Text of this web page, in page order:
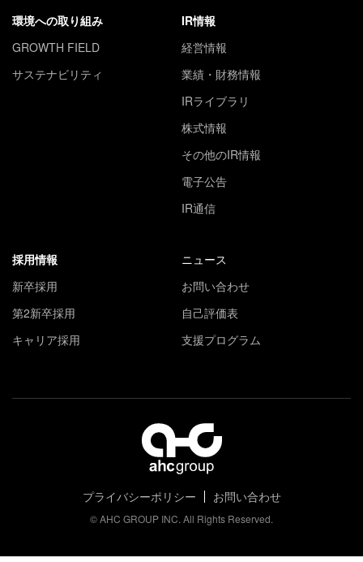
環境への取り組み
GROWTH FIELD
サステナビリティ
IR情報
経営情報
業績・財務情報
IRライブラリ
株式情報
その他のIR情報
電子公告
IR通信
採用情報
新卒採用
第2新卒採用
キャリア採用
ニュース
お問い合わせ
自己評価表
支援プログラム
プライバシーポリシー お問い合わせ
© AHC GROUP INC. All Rights Reserved.